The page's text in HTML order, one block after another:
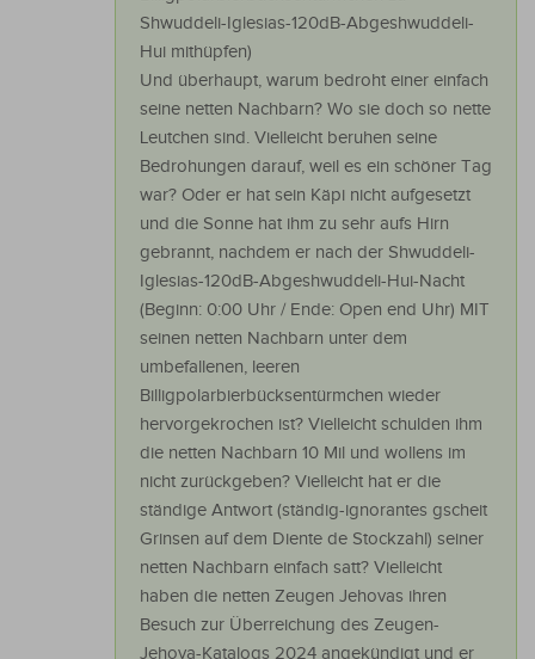
Shwuddeli-Iglesias-120dB-Abgeshwuddeli-
Hui mithüpfen)
Und überhaupt, warum bedroht einer einfach
seine netten Nachbarn? Wo sie doch so nette
Leutchen sind. Vielleicht beruhen seine
Bedrohungen darauf, weil es ein schöner Tag
war? Oder er hat sein Käpi nicht aufgesetzt
und die Sonne hat ihm zu sehr aufs Hirn
gebrannt, nachdem er nach der Shwuddeli-
Iglesias-120dB-Abgeshwuddeli-Hui-Nacht
(Beginn: 0:00 Uhr / Ende: Open end Uhr) MIT
seinen netten Nachbarn unter dem
umbefallenen, leeren
Billigpolarbierbücksentürmchen wieder
hervorgekrochen ist? Vielleicht schulden ihm
die netten Nachbarn 10 Mil und wollens im
nicht zurückgeben? Vielleicht hat er die
ständige Antwort (ständig-ignorantes gscheit
Grinsen auf dem Diente de Stockzahl) seiner
netten Nachbarn einfach satt? Vielleicht
haben die netten Zeugen Jehovas ihren
Besuch zur Überreichung des Zeugen-
Jehova-Katalogs 2024 angekündigt und er